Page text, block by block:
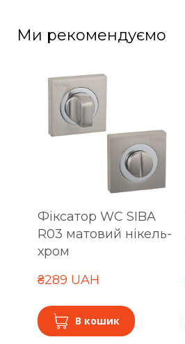
Ми рекомендуємо
Фіксатор WC SIBA
R03 матовий нікель-
хром
₴289 UAH
В кошик